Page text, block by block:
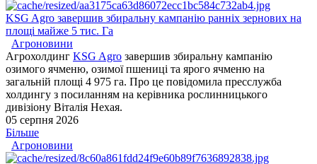
KSG Agro завершив збиральну кампанію ранніх зернових на
площі майже 5 тис. Га
Агроновини
Агрохолдинг KSG Agro завершив збиральну кампанію
озимого ячменю, озимої пшениці та ярого ячменю на
загальній площі 4 975 га. Про це повідомила пресслужба
холдингу з посиланням на керівника рослинницького
дивізіону Віталія Нехая.
05 серпня 2026
Більше
Агроновини